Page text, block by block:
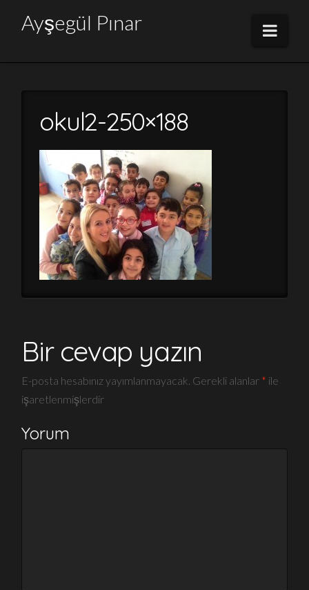
Ayşegül
Pınar
Ayşegül Pınar
okul2-250×188
Bir cevap yazın
E-posta hesabınız yayımlanmayacak. Gerekli alanlar * ile
işaretlenmişlerdir
Yorum